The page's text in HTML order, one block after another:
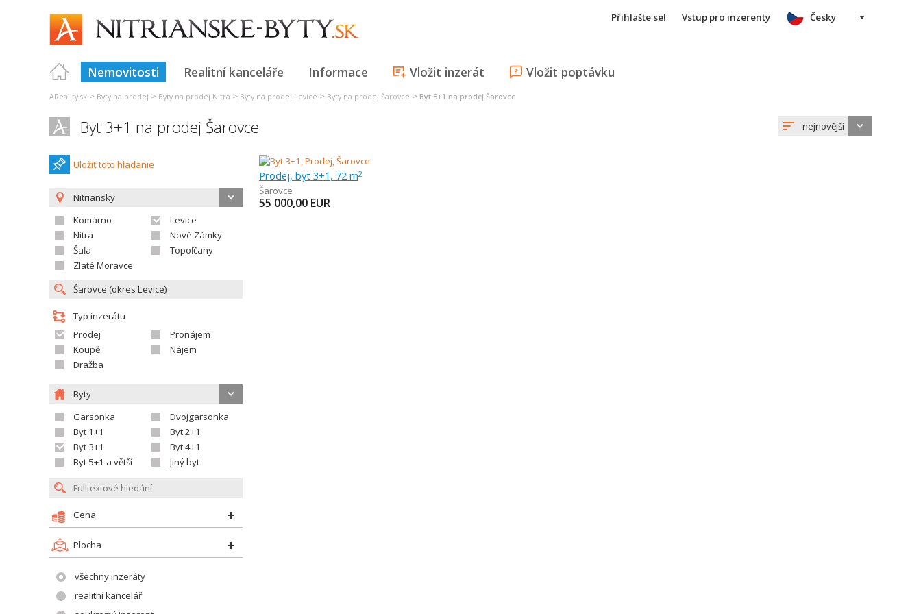
Přihlašte se! Vstup pro inzerenty
Nemovitosti Realitní kanceláře Informace Vložit inzerát Vložit poptávku
Česky
AReality.sk > Byty na prodej > Byty na prodej Nitra > Byty na prodej Levice > Byty na prodej Šarovce > Byt 3+1 na prodej Šarovce
Byt 3+1 na prodej Šarovce nejnovější
Uložiť toto hladanie
Nitriansky
Komárno
Levice
Nitra
Nové Zámky
Šaľa
Topoľčany
Zlaté Moravce
Typ inzerátu
Prodej
Pronájem
Koupě
Nájem
Dražba
Byty
Garsonka
Dvojgarsonka
Byt 1+1
Byt 2+1
Byt 3+1
Byt 4+1
Byt 5+1 a větší
Jiný byt
Cena
Plocha
všechny inzeráty
realitní kancelář
Prodej, byt 3+1, 72 m2
Šarovce
55 000,00 EUR